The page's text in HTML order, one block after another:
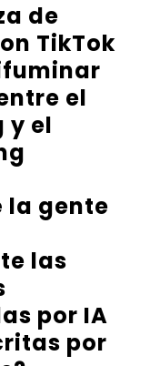
de
TikTok
el
y el
la gente
las
por IA
por